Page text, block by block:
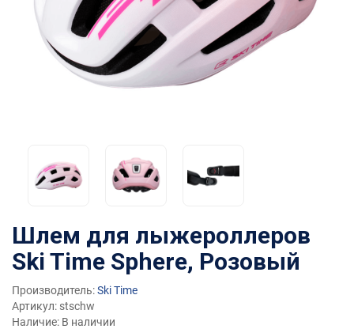
Шлем для лыжероллеров
Ski Time Sphere, Розовый
Производитель:Ski Time
Артикул: stschw
Наличие: В наличии